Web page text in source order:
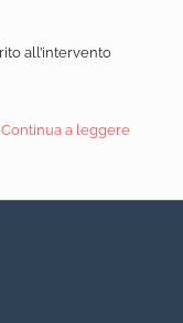
all’intervento
Continua a leggere